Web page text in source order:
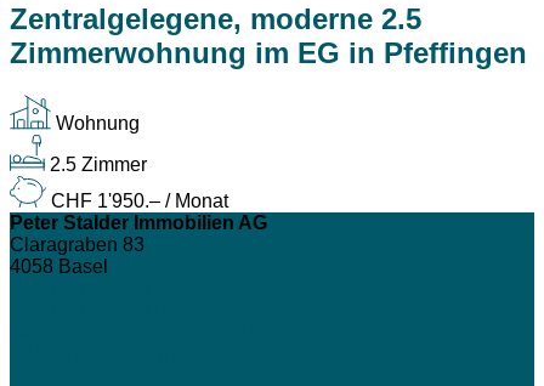
Zentralgelegene, moderne 2.5
Zimmerwohnung im EG in Pfeffingen
Wohnung
2.5 Zimmer
CHF 1'950.– / Monat
Peter Stalder Immobilien AG
Claragraben 83
4058 Basel